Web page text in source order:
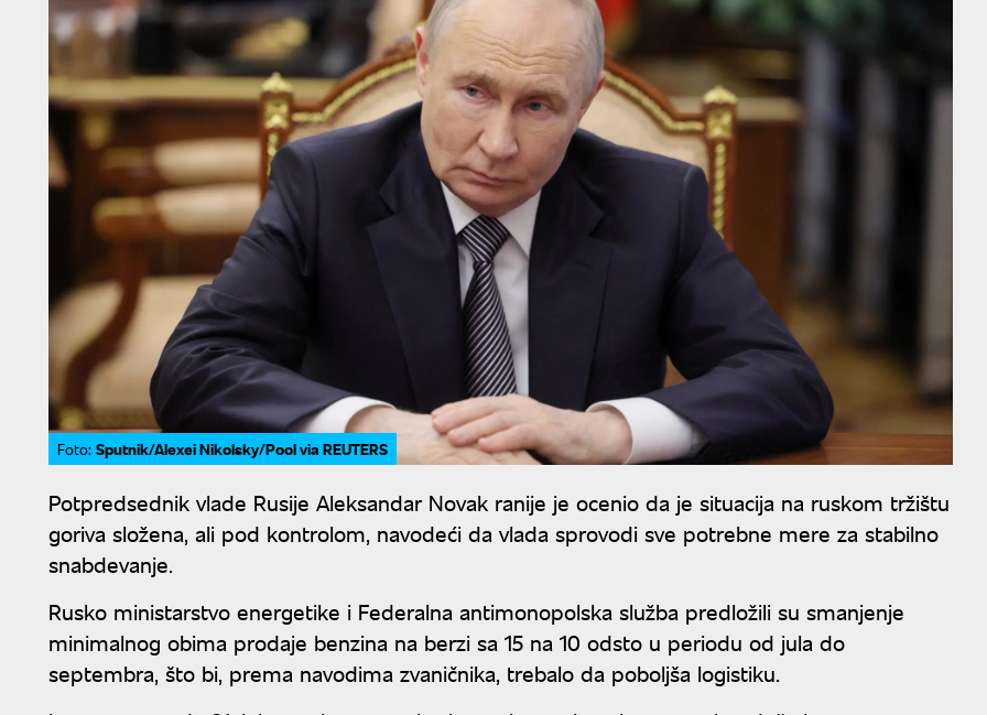
Foto: Sputnik/Alexei Nikolsky/Pool via REUTERS
Potpredsednik vlade Rusije Aleksandar Novak ranije je ocenio da je situacija na ruskom tržištu
goriva složena, ali pod kontrolom, navodeći da vlada sprovodi sve potrebne mere za stabilno
snabdevanje.
Rusko ministarstvo energetike i Federalna antimonopolska služba predložili su smanjenje
minimalnog obima prodaje benzina na berzi sa 15 na 10 odsto u periodu od jula do
septembra, što bi, prema navodima zvaničnika, trebalo da poboljša logistiku.